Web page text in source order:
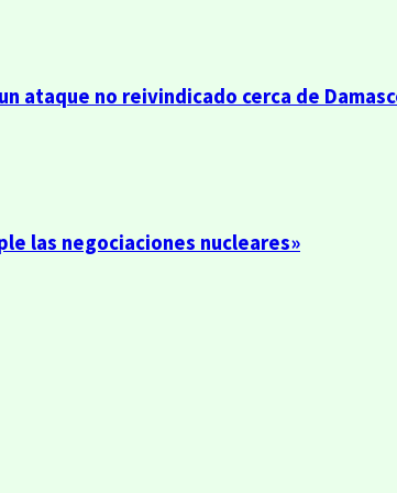
ataque no reivindicado cerca de
las negociaciones nucleares»